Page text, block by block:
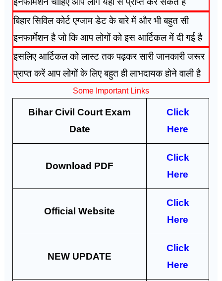
बिहार सिविल कोर्ट एग्जाम डेट के बारे में और भी बहुत सी
इनफार्मेशन है जो कि आप लोगों को इस आर्टिकल में दी गई है
इसलिए आर्टिकल को लास्ट तक पढ़कर सारी जानकारी जरूर
प्राप्त करें आप लोगों के लिए बहुत ही लाभदायक होने वाली है
Some Important Links
Bihar Civil Court Exam
Date
Click
Here
Download PDF
Click
Here
Official Website
Click
Here
NEW UPDATE
Click
Here